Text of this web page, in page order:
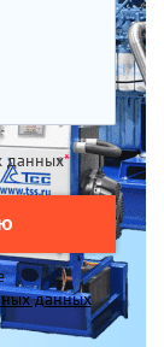
данных*
данных